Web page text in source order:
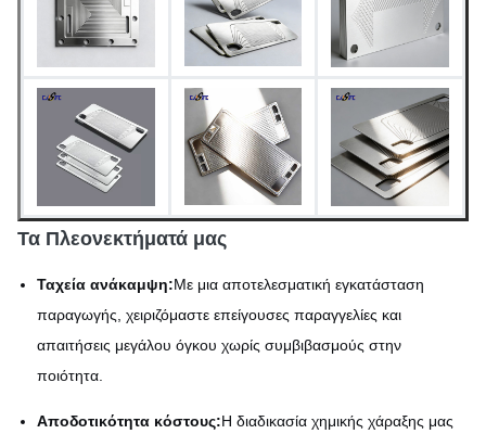
προσαρμοσμένη επεξεργασία
επιφάνειας
Τα Πλεονεκτήματά μας
Ταχεία ανάκαμψη:Με μια αποτελεσματική εγκατάσταση
παραγωγής, χειριζόμαστε επείγουσες παραγγελίες και
απαιτήσεις μεγάλου όγκου χωρίς συμβιβασμούς στην
ποιότητα.
Αποδοτικότητα κόστους:Η διαδικασία χημικής χάραξης μας